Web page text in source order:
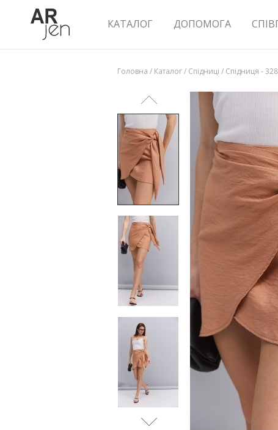
КАТАЛОГ ДОПОМОГА
Головна / Каталог/ Спідниці / Спідниця -